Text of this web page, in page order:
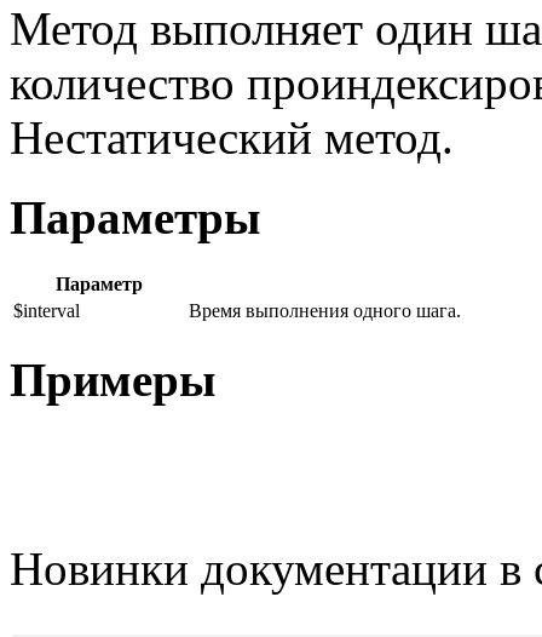
Метод выполняет один
количество
Нестатический метод.
Параметры
Параметр
$interval
Время выполнения одного шага.
Примеры
Новинки документации в